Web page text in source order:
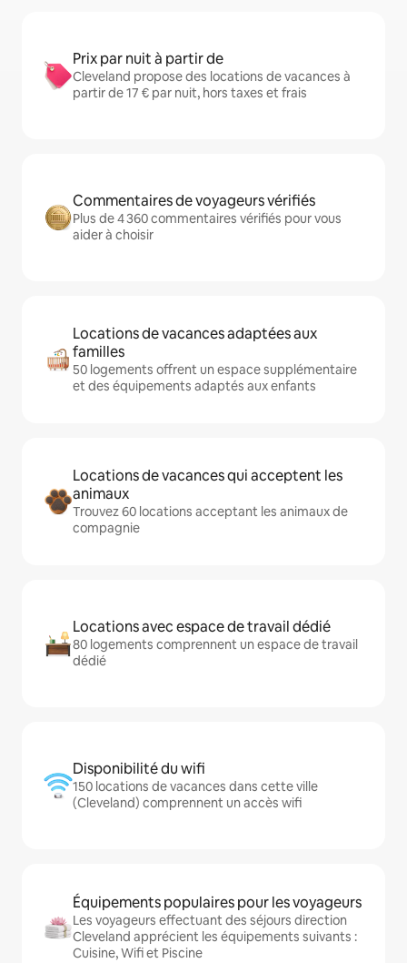
Prix par nuit à partir de
Cleveland propose des locations de vacances à
partir de 17 € par nuit, hors taxes et frais
Commentaires de voyageurs vérifiés
Plus de 4 360 commentaires vérifiés pour vous
aider à choisir
Locations de vacances adaptées aux
familles
50 logements offrent un espace supplémentaire
et des équipements adaptés aux enfants
Locations de vacances qui acceptent les
animaux
Trouvez 60 locations acceptant les animaux de
compagnie
Locations avec espace de travail dédié
80 logements comprennent un espace de travail
dédié
Disponibilité du wifi
150 locations de vacances dans cette ville
(Cleveland) comprennent un accès wifi
Équipements populaires pour les voyageurs
Les voyageurs effectuant des séjours direction
Cleveland apprécient les équipements suivants :
Cuisine, Wifi et Piscine